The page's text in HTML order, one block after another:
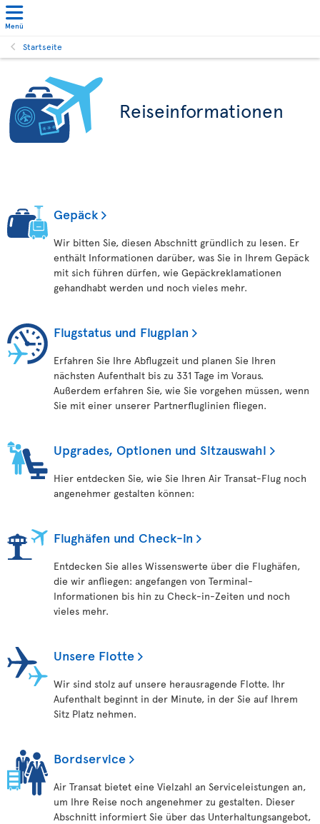
Menü
Startseite
Reiseinformationen
Gepäck
Wir bitten Sie, diesen Abschnitt gründlich zu lesen. Er
enthält Informationen darüber, was Sie in Ihrem Gepäck
mit sich führen dürfen, wie Gepäckreklamationen
gehandhabt werden und noch vieles mehr.
Flugstatus und Flugplan
Erfahren Sie Ihre Abflugzeit und planen Sie Ihren
nächsten Aufenthalt bis zu 331 Tage im Voraus.
Außerdem erfahren Sie, wie Sie vorgehen müssen, wenn
Sie mit einer unserer Partnerfluglinien fliegen.
Upgrades, Optionen und Sitzauswahl
Hier entdecken Sie, wie Sie Ihren Air Transat-Flug noch
angenehmer gestalten können:
Flughäfen und Check-in
Entdecken Sie alles Wissenswerte über die Flughäfen,
die wir anfliegen: angefangen von Terminal-
Informationen bis hin zu Check-in-Zeiten und noch
vieles mehr.
Unsere Flotte
Wir sind stolz auf unsere herausragende Flotte. Ihr
Aufenthalt beginnt in der Minute, in der Sie auf Ihrem
Sitz Platz nehmen.
Bordservice
Air Transat bietet eine Vielzahl an Serviceleistungen an,
um Ihre Reise noch angenehmer zu gestalten. Dieser
Abschnitt informiert Sie über das Unterhaltungsangebot,